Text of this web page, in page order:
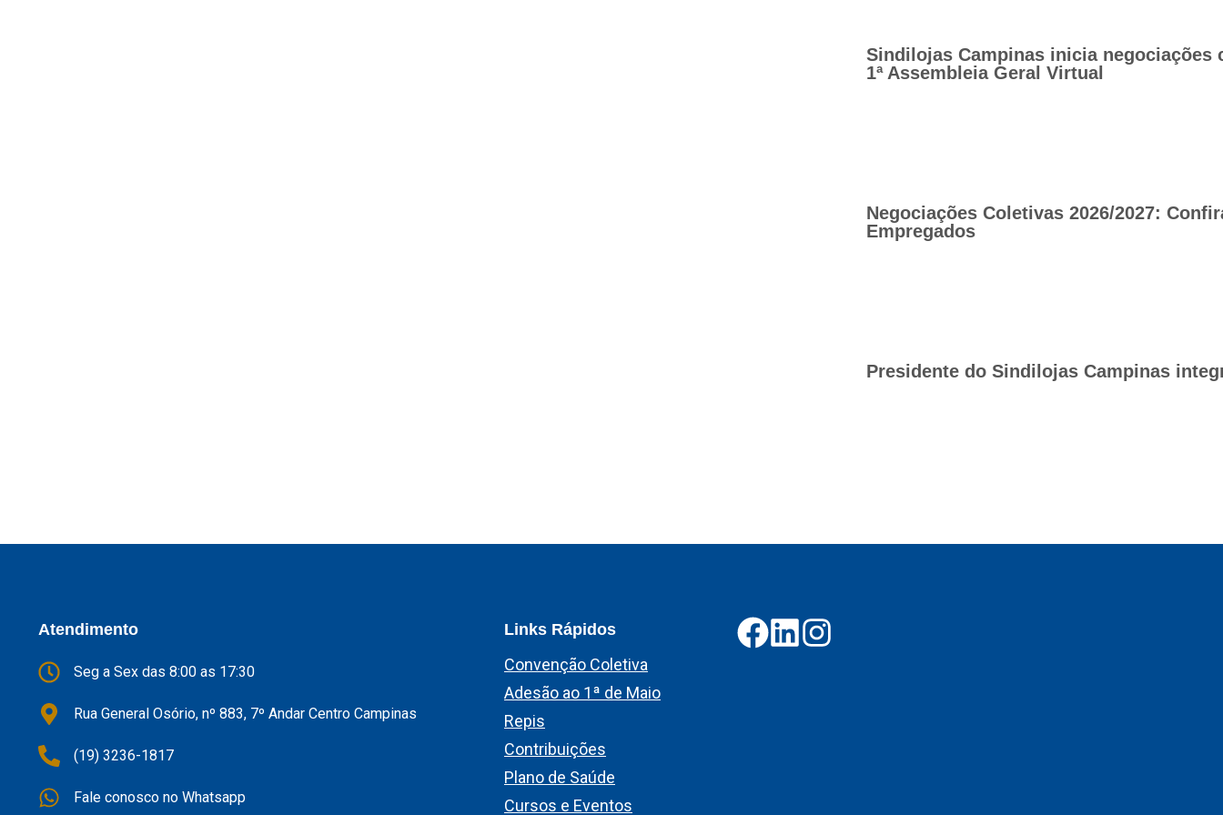
Sindilojas Campinas inicia negociações
1ª Assembleia Geral Virtual
Negociações Coletivas 2026/2027:
Empregados
Presidente do Sindilojas Campinas
Atendimento
Seg a Sex das 8:00 as 17:30
Rua General Osório, nº 883, 7º Andar Centro Campinas
(19) 3236-1817
Fale conosco no Whatsapp
Links Rápidos
Convenção Coletiva
Adesão ao 1ª de Maio
Repis
Contribuições
Plano de Saúde
Cursos e Eventos